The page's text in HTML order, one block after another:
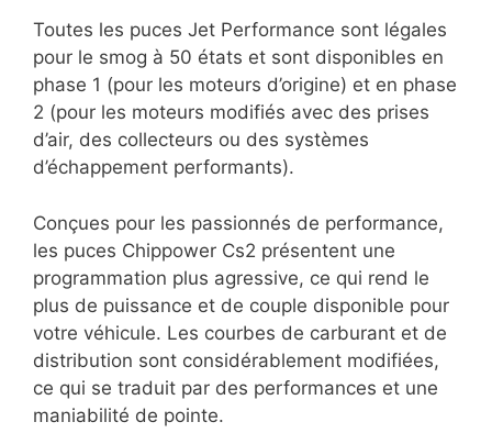
Toutes les puces Jet Performance sont légales
pour le smog à 50 états et sont disponibles en
phase 1 (pour les moteurs d’origine) et en phase
2 (pour les moteurs modifiés avec des prises
d’air, des collecteurs ou des systèmes
d’échappement performants).
Conçues pour les passionnés de performance,
les puces Chippower Cs2 présentent une
programmation plus agressive, ce qui rend le
plus de puissance et de couple disponible pour
votre véhicule. Les courbes de carburant et de
distribution sont considérablement modifiées,
ce qui se traduit par des performances et une
maniabilité de pointe.